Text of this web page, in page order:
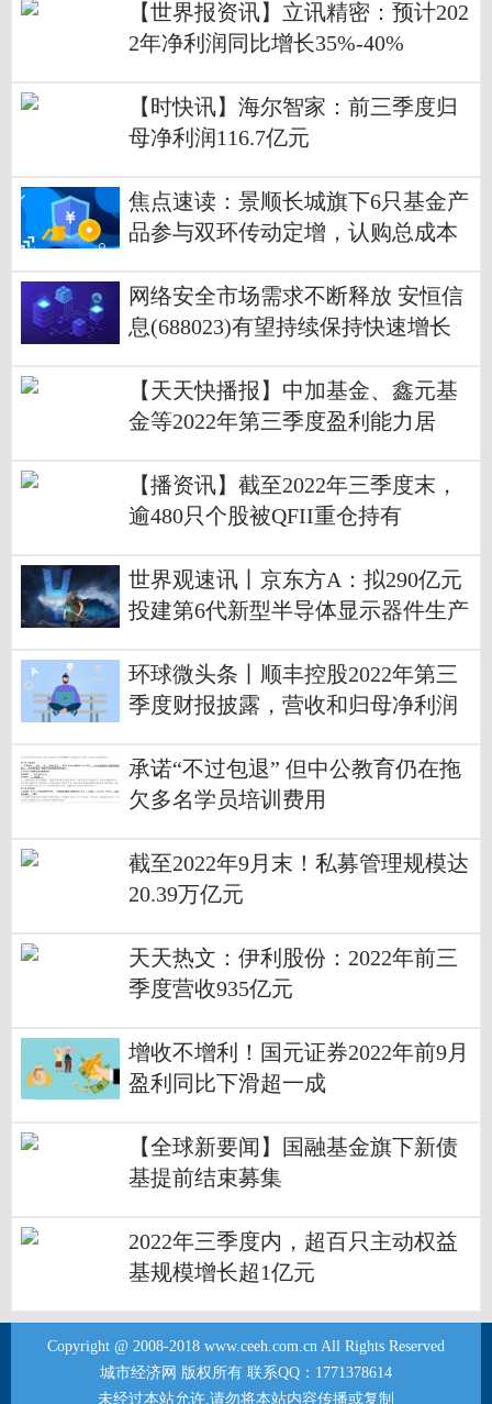
【世界报资讯】立讯精密：预计202
2年净利润同比增长35%-40%
【时快讯】海尔智家：前三季度归
母净利润116.7亿元
焦点速读：景顺长城旗下6只基金产
品参与双环传动定增，认购总成本
网络安全市场需求不断释放 安恒信
息(688023)有望持续保持快速增长
【天天快播报】中加基金、鑫元基
金等2022年第三季度盈利能力居
35亿份
【播资讯】截至2022年三季度末，
逾480只个股被QFII重仓持有
世界观速讯丨京东方A：拟290亿元
投建第6代新型半导体显示器件生产
环球微头条丨顺丰控股2022年第三
季度财报披露，营收和归母净利润
承诺“不过包退” 但中公教育仍在拖
欠多名学员培训费用
截至2022年9月末！私募管理规模达
20.39万亿元
天天热文：伊利股份：2022年前三
季度营收935亿元
增收不增利！国元证券2022年前9月
盈利同比下滑超一成
【全球新要闻】国融基金旗下新债
基提前结束募集
2022年三季度内，超百只主动权益
基规模增长超1亿元
Copyright @ 2008-2018 www.ceeh.com.cn All Rights Reserved
城市经济网 版权所有 联系QQ：1771378614
未经过本站允许,请勿将本站内容传播或复制